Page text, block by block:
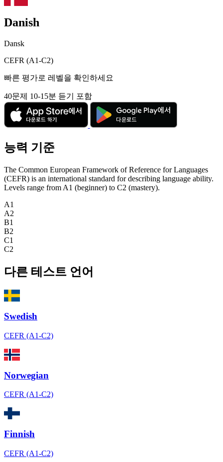
Danish
Dansk
CEFR (A1-C2)
빠른 평가로 레벨을 확인하세요
40문제 10-15분 듣기 포함
능력 기준
The Common European Framework of Reference for Languages
(CEFR) is an international standard for describing language ability.
Levels range from A1 (beginner) to C2 (mastery).
A1
A2
B1
B2
C1
C2
다른 테스트 언어
Swedish
CEFR (A1-C2)
Norwegian
CEFR (A1-C2)
Finnish
CEFR (A1-C2)